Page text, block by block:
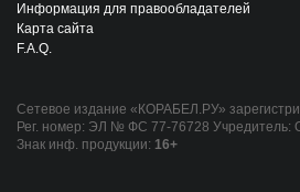
Информация для правообладателей
Карта сайта
F.A.Q.
Сетевое издание «КОРАБЕЛ.РУ»
Рег. номер: ЭЛ № ФС 77-76728 Учредитель:
Знак инф. продукции: 16+